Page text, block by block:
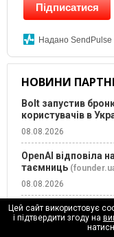
Підписатися
Надано SendPulse
НОВИНИ
Bolt запустив
користувачів в
08.08.2026
OpenAI відповіла
таємниць
08.08.2026
Ментальне
зберегти емоційне
(margosha.com.ua)
Цей сайт використовує
і підтвердити згоду на